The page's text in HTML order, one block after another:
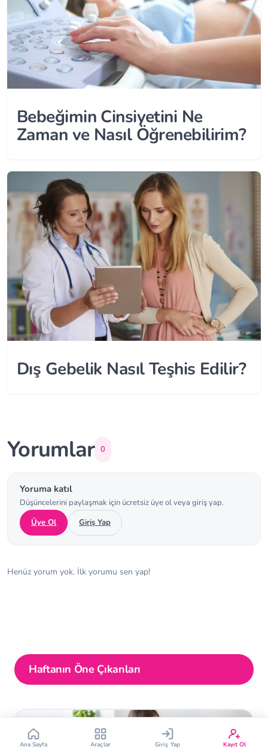
Bebeğimin Cinsiyetini Ne
Zaman ve Nasıl Öğrenebilirim?
Dış Gebelik Nasıl Teşhis Edilir?
Yorumlar 0
Yoruma katıl
Düşüncelerini paylaşmak için ücretsiz üye ol veya giriş yap.
Üye Ol
Giriş Yap
Henüz yorum yok. İlk yorumu sen yap!
Haftanın Öne Çıkanları
Vücut Kitle Endeksi
Ana Sayfa Araçlar Giriş Yap Kayıt Ol